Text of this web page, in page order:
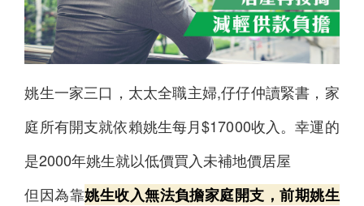
姚生一家三口，太太全職主婦,仔仔仲讀緊書，家
庭所有開支就依賴姚生每月$17000收入。幸運的
是2000年姚生就以低價買入未補地價居屋
但因為靠姚生收入無法負擔家庭開支，前期姚生